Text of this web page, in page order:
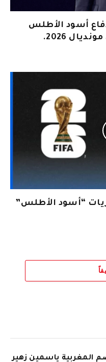
أسود الأطلس
2026.
“أسود الأطلس”
المغربية ياسمين زهير